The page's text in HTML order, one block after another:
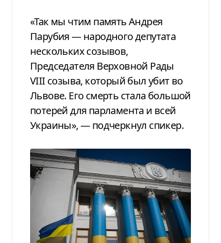
«Так мы чтим память Андрея
Парубия — народного депутата
нескольких созывов,
Председателя Верховной Рады
VIII созыва, который был убит во
Львове. Его смерть стала большой
потерей для парламента и всей
Украины», — подчеркнул спикер.